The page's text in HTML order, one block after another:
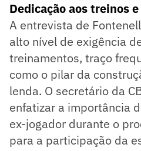
Dedicação aos treinos
A entrevista de
alto nível de exigência
treinamentos, traço
como o pilar da
lenda. O secretário da
enfatizar a importância
ex-jogador durante o
para a participação da